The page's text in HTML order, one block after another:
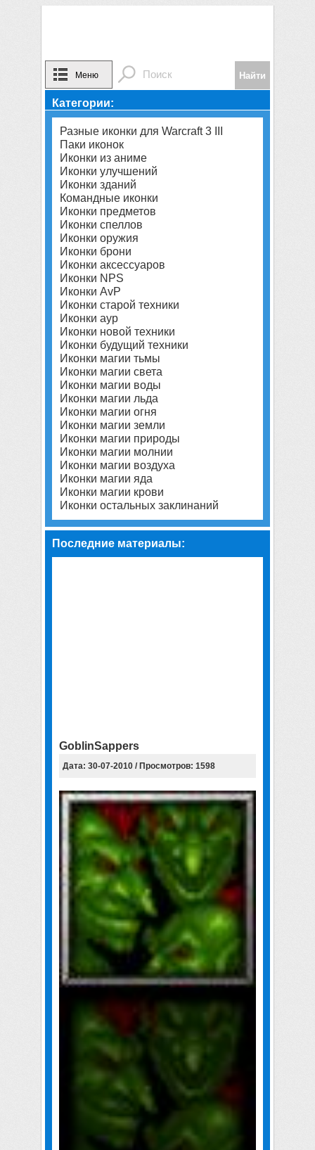
Меню
Категории:
Разные иконки для Warcraft 3 III
Паки иконок
Иконки из аниме
Иконки улучшений
Иконки зданий
Командные иконки
Иконки предметов
Иконки спеллов
Иконки оружия
Иконки брони
Иконки аксессуаров
Иконки NPS
Иконки AvP
Иконки старой техники
Иконки аур
Иконки новой техники
Иконки будущий техники
Иконки магии тьмы
Иконки магии света
Иконки магии воды
Иконки магии льда
Иконки магии огня
Иконки магии земли
Иконки магии природы
Иконки магии молнии
Иконки магии воздуха
Иконки магии яда
Иконки магии крови
Иконки остальных заклинаний
Последние материалы:
GoblinSappers
Дата: 30-07-2010 / Просмотров: 1598